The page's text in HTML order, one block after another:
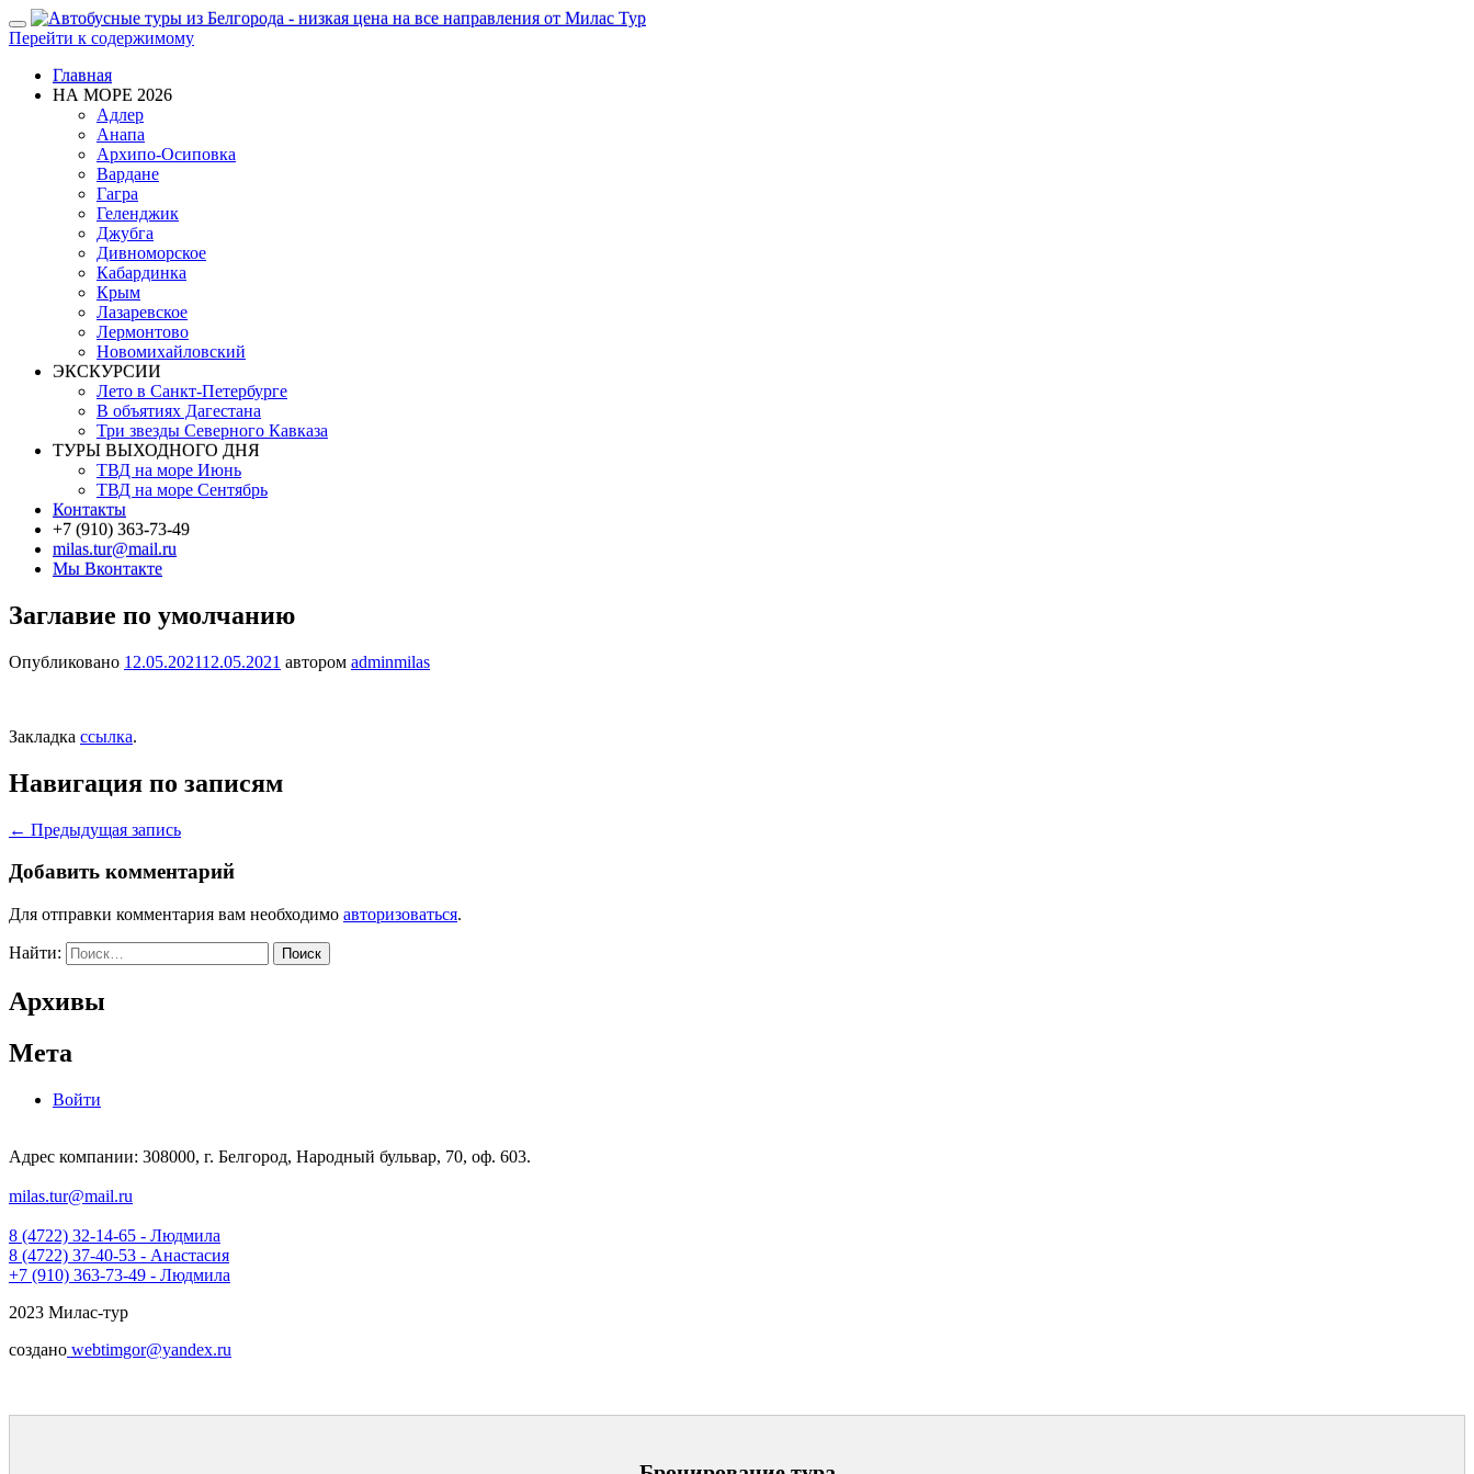
Показать/
Скрыть
навигацию
Перейти к содержимому
Главная
НА МОРЕ 2026
Адлер
Анапа
Архипо-Осиповка
Вардане
Гагра
Геленджик
Джубга
Дивноморское
Кабардинка
Крым
Лазаревское
Лермонтово
Новомихайловский
ЭКСКУРСИИ
Лето в Санкт-Петербурге
В объятиях Дагестана
Три звезды Северного Кавказа
ТУРЫ ВЫХОДНОГО ДНЯ
ТВД на море Июнь
ТВД на море Сентябрь
Контакты
+7 (910) 363-73-49
milas.tur@mail.ru
Мы Вконтакте
Заглавие по умолчанию
Опубликовано 12.05.202112.05.2021 автором adminmilas
Закладка ссылка.
Навигация по записям
← Предыдущая запись
Добавить комментарий
Для отправки комментария вам необходимо авторизоваться.
Найти:
Архивы
Мета
Войти
Адрес компании: 308000, г. Белгород, Народный бульвар, 70, оф. 603.
milas.tur@mail.ru
8 (4722) 32-14-65 - Людмила
8 (4722) 37-40-53 - Анастасия
+7 (910) 363-73-49 - Людмила
2023 Милас-тур
создано webtimgor@yandex.ru